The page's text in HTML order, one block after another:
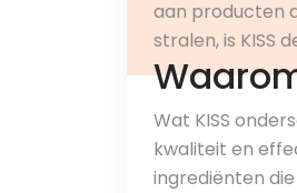
aan producten
stralen, is KISS
Wat KISS
kwaliteit en
ingrediënten